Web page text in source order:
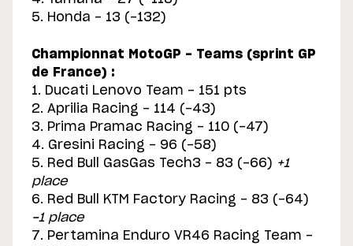
5. Honda - 13 (-132)
Championnat MotoGP - Teams (sprint GP
de France) :
1. Ducati Lenovo Team - 151 pts
2. Aprilia Racing - 114 (-43)
3. Prima Pramac Racing - 110 (-47)
4. Gresini Racing - 96 (-58)
5. Red Bull GasGas Tech3 - 83 (-66) +1
place
6. Red Bull KTM Factory Racing - 83 (-64)
-1 place
7. Pertamina Enduro VR46 Racing Team -